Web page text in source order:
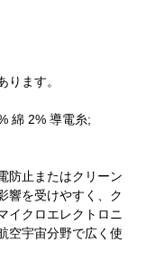
ります。
綿 2% 導電糸;
防止またはクリーン
響を受けやすく、ク
イクロエレクトロニ
空宇宙分野で広く使